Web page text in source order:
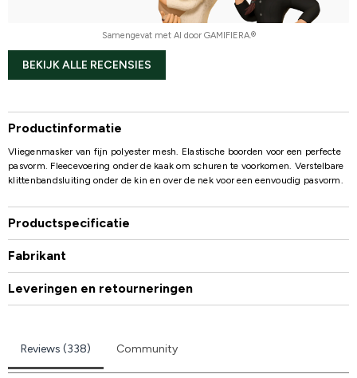
Samengevat met AI door GAMIFIERA.®
BEKIJK ALLE RECENSIES
Productinformatie
Vliegenmasker van fijn polyester mesh. Elastische boorden voor een perfecte
pasvorm. Fleecevoering onder de kaak om schuren te voorkomen. Verstelbare
klittenbandsluiting onder de kin en over de nek voor een eenvoudig pasvorm.
Productspecificatie
Fabrikant
Leveringen en retourneringen
Reviews (338) Community